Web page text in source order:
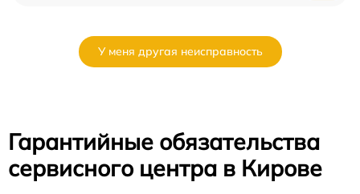
У меня другая неисправность
Гарантийные обязательства
сервисного центра в Кирове